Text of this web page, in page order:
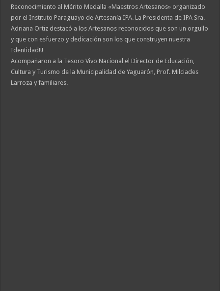
Reconocimiento al Mérito Medalla «Maestros Artesanos» organizado
por el Instituto Paraguayo de Artesanía IPA. La Presidenta de IPA Sra.
Adriana Ortiz destacó a los Artesanos reconocidos que son un orgullo
y que con esfuerzo y dedicación son los que construyen nuestra
Identidad!!!
Acompañaron a la Tesoro Vivo Nacional el Director de Educación,
Cultura y Turismo de la Municipalidad de Yaguarón, Prof. Milciades
Larroza y familiares.